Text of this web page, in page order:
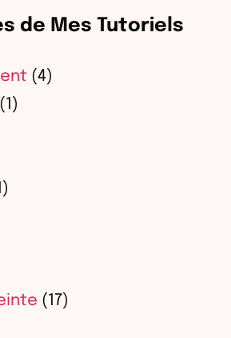
de Mes Tutoriels
(4)
(1)
(17)